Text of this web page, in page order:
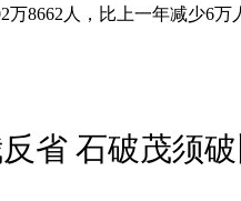
8662人，比上一年减少6万
省 石破茂须